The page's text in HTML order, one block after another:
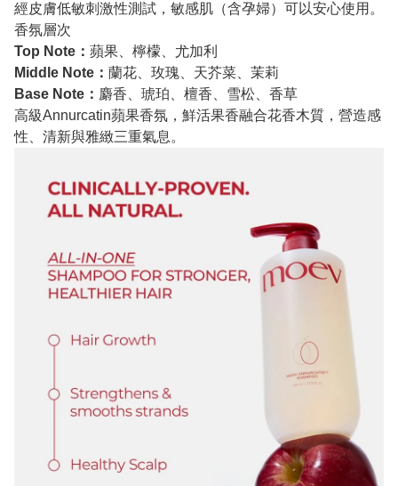
經皮膚低敏刺激性測試，敏感肌（含孕婦）可以安心使用。
香氛層次
Top Note： 蘋果、檸檬、尤加利
Middle Note： 蘭花、玫瑰、天芥菜、茉莉
Base Note： 麝香、琥珀、檀香、雪松、香草
高級Annurcatin蘋果香氛，鮮活果香融合花香木質，營造感
性、清新與雅緻三重氣息。